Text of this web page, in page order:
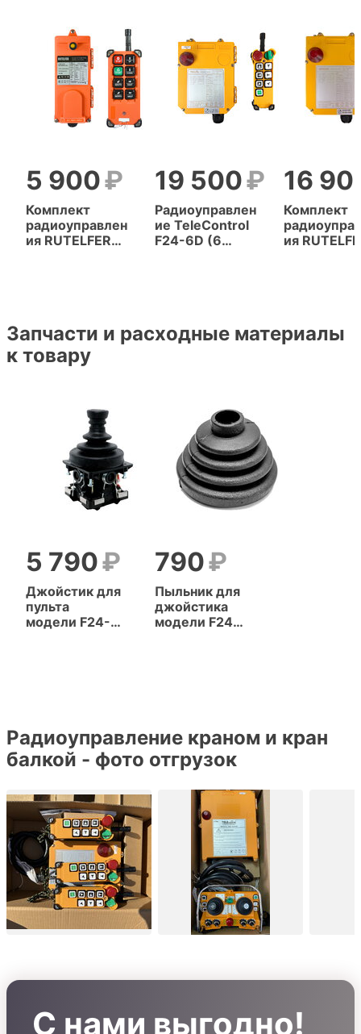
Комплект
радиоуправлен
ия RUTELFER
5 900
Радиоуправлен
ие TeleControl
F24-6D (6
19 500
Комплект
ия
16
Запчасти и расходные материалы
к товару
Джойстик для
пульта
модели F24-
5 790
Пыльник для
джойстика
модели F24-
790
Радиоуправление краном и кран
балкой - фото отгрузок
С нами выгодно!